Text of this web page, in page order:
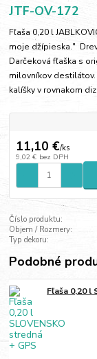
JTF-OV-172
Fľaša 0,20 l
moje džípieska."
Darčeková fľaška s
milovníkov
kalíšky v rovnakom
11,10 €/ks
9,02 € bez DPH
Číslo produktu:
Objem / Rozmery:
Typ dekoru:
Podobné
Fľaša 0,20 l